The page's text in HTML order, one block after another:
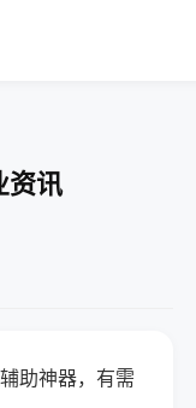
资讯
助神器，有需